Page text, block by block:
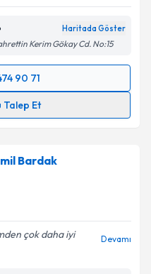
Haritada Göster
Kerim Gökay Cd. No:15
90 71
Talep Et
e-posta ile
Bardak
çok daha iyi
Devamı